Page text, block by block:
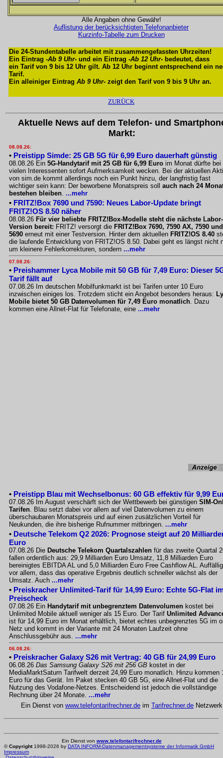
Alle Angaben ohne Gewähr!
Auflistung der berücksichtigten Telefonanbieter
Kurzinfo-Tabelle zum Drucken
Die 24-Stundentabelle arbeitet mit zusammengefassten Uhrzeiten!
Ein Eintrag -Ab 9 Uhr- und ein Eintrag -Ab 12 Uhr- bedeutet, dass
ein Tarif von 9 bis 12 Uhr gilt. Ab 12 Uhr beginnt entsprechend ein
Tarif.
Ein alleiniger Eintrag Ab 9 Uhr- zeigt den Tarif von 9 bis 9 Uhr an.
ZURÜCK
Aktuelle News auf dem Telefon- und
Markt:
08.08.26:
• Preistipp Simde: 25 GB 5G für 6,99 Euro dauerhaft günstig
08.08.26 Ein 5G-Handytarif mit 25 GB für 6,99 Euro im Monat dürfte bei
vielen Interessenten sofort Aufmerksamkeit wecken. Bei der aktuellen
von sim.de kommt allerdings noch ein Punkt hinzu, der langfristig fast
wichtiger sein kann: Der beworbene Monatspreis soll auch nach 24
bestehen bleiben. ...mehr
• FRITZ!Box 7690 und 7590: Neues Labor-Update bringt
FRITZ!OS 8.50 näher
08.08.26 Für vier beliebte FRITZ!Box-Modelle steht die nächste Labor-
Version bereit: FRITZ! versorgt die FRITZ!Box 7690, 7590 AX, 7590 und
5690 erneut mit einer Testversion. Hinter dem aktuellen FRITZ!OS 8.40
die laufende Entwicklung von FRITZ!OS 8.50. Dabei geht es längst nicht
um kleinere Fehlerkorrekturen, sondern ...mehr
07.08.26:
• Preishammer Lyca Mobile mit 50 GB für 7,49 Euro: Dieser
Tarif fällt auf
07.08.26 Im deutschen Mobilfunkmarkt ist bei Tarifen unter 10 Euro
inzwischen einiges los. Trotzdem sticht ein Angebot besonders heraus:
Mobile bietet 50 GB Datenvolumen für 7,49 Euro monatlich. Dazu
kommen eine Allnet-Flat für Telefonate, eine ...mehr
• Preistipp Blau mit Wechselbonus: 60 GB effektiv für 9,99
07.08.26 Im August verschärft sich der Wettbewerb bei günstigen SIM-
Tarifen. Blau setzt dabei vor allem auf viel Datenvolumen zu einem
überschaubaren Monatspreis und auf einen zusätzlichen Vorteil für
Neukunden, die ihre bisherige Rufnummer mitbringen. ...mehr
• Deutsche Telekom Q2 2026: Prognose steigt auf 20
Euro
07.08.26 Die Deutsche Telekom Quartalszahlen für das zweite Quartal
fallen ordentlich aus: 29,9 Milliarden Euro Umsatz, 11,8 Milliarden Euro
bereinigtes EBITDA AL und 5,0 Milliarden Euro Free Cashflow AL.
vor allem, dass das operative Ergebnis deutlich schneller wächst als der
Umsatz. Auch ...mehr
• Preiskracher Unlimited-Tarif für 14,99 Euro: Echte 5G-Flat
Preischeck
07.08.26 Ein Handytarif mit unbegrenztem Datenvolumen kostet bei
Unlimited Mobile aktuell weniger als 15 Euro. Der Tarif Unlimited
ist für 14,99 Euro im Monat erhältlich, bietet echtes unbegrenztes 5G im
Netz und kommt in der Variante mit 24 Monaten Laufzeit ohne
Anschlussgebühr aus. ...mehr
06.08.26:
• Preiskracher Galaxy S26 mit Vertrag: 40 GB für 24,99 Euro
06.08.26 Das Samsung Galaxy S26 mit 256 GB kostet in der
MediaMarktSaturn Tarifwelt derzeit 24,99 Euro monatlich. Hinzu kommen
Euro für das Gerät. Im Paket stecken 40 GB 5G, eine Allnet-Flat und die
Nutzung des Vodafone-Netzes. Entscheidend ist jedoch die vollständige
Rechnung über 24 Monate. ...mehr
Ein Dienst von www.telefontarifrechner.de im Tarifrechner.de Netzwerk
Ein Dienst von www.telefontarifrechner.de
©Copyright1998-2026 by DATA INFORM-Datenmanagementsysteme der Informatik GmbH
Impressum